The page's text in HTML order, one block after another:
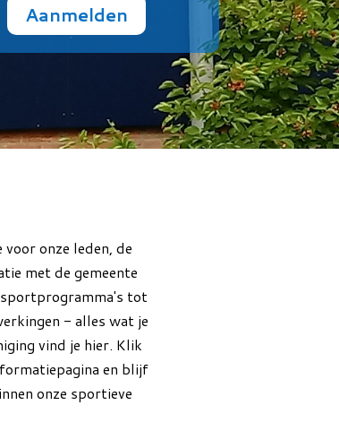
Aanmelden
onze leden, de
met de gemeente
sportprogramma's tot
- alles wat je
vind je hier. Klik
en blijf
onze sportieve